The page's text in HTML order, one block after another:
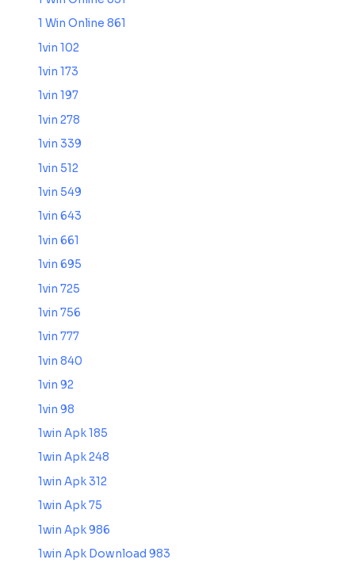
1 Win Online 861
1vin 102
1vin 173
1vin 197
1vin 278
1vin 339
1vin 512
1vin 549
1vin 643
1vin 661
1vin 695
1vin 725
1vin 756
1vin 777
1vin 840
1vin 92
1vin 98
1win Apk 185
1win Apk 248
1win Apk 312
1win Apk 75
1win Apk 986
1win Apk Download 983